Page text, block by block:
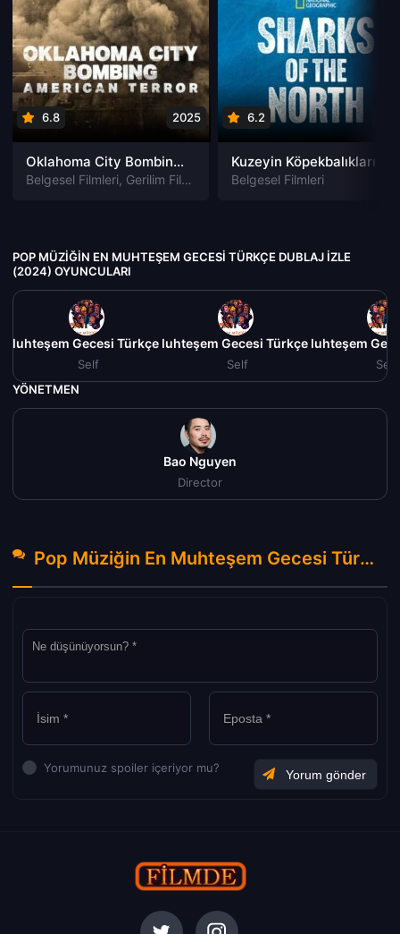
6.8 2025
Oklahoma City Bombing: American Terror izle
Belgesel Filmleri, Gerilim Filmleri
6.2
Belgesel Filmleri
POP MÜZIĞIN EN MUHTEŞEM GECESI TÜRKÇE DUBLAJ IZLE
(2024) OYUNCULARI
Muhteşem Gecesi Türkçe Dublaj izle (2024)
Self
Pop Müziğin En Muhteşem Gecesi Türkçe Dublaj izle
Self
Pop Müziğin En Muhteşem
Self
Pop
YÖNETMEN
Bao Nguyen
Director
Pop Müziğin En Muhteşem Gecesi Türkçe Dublaj izle (2024) Hakkında Yorumlar
Yorumunuz spoiler içeriyor mu?